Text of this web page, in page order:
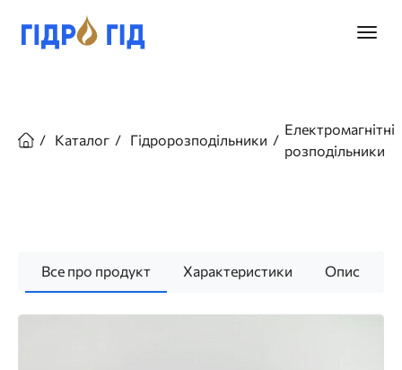
основного
Каталог Гідророзподільники
Електромагнітні
розподільники
Все про продукт Характеристики Опис